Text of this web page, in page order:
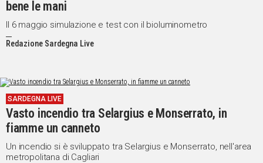
bene le mani
Il 6 maggio simulazione e test con il bioluminometro
Redazione Sardegna Live
SARDEGNA LIVE
Vasto incendio tra Selargius e Monserrato, in
fiamme un canneto
Un incendio si è sviluppato tra Selargius e Monserrato, nell'area
metropolitana di Cagliari